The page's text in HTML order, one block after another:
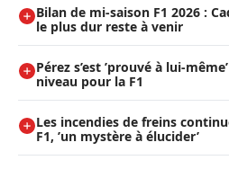
Bilan de mi-saison F1 2026 :
le plus dur reste à venir
Pérez s’est ’prouvé à lui-
niveau pour la F1
Les incendies de freins
F1, ’un mystère à élucider’